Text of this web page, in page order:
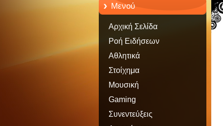
Μενού
Αρχική Σελίδα
Ροή Ειδήσεων
Αθλητικά
Στοίχημα
Μουσική
Gaming
Συνεντεύξεις